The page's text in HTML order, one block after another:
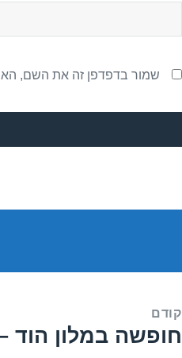
שמור בדפדפן זה את השם,
קודם
הפוסט
חופשה במלון הוד – ים